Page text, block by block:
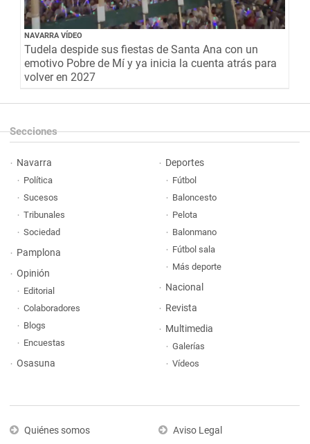
NAVARRA VÍDEO
Tudela despide sus fiestas de Santa Ana con un
emotivo Pobre de Mí y ya inicia la cuenta atrás para
volver en 2027
Secciones
Navarra
Política
Sucesos
Tribunales
Sociedad
Pamplona
Opinión
Editorial
Colaboradores
Blogs
Encuestas
Osasuna
Deportes
Fútbol
Baloncesto
Pelota
Balonmano
Fútbol sala
Más deporte
Nacional
Revista
Multimedia
Galerías
Vídeos
Quiénes somos Aviso Legal